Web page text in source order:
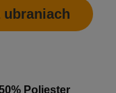
Poliester